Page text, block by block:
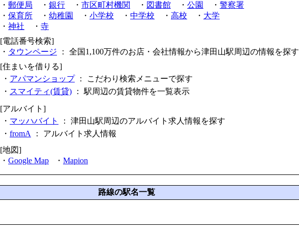
・ 郵便局 ・ 銀行 ・ 市区町村機関 ・ 図書館 ・ 公園 ・ 警察署
・ 保育所 ・ 幼稚園 ・ 小学校 ・ 中学校 ・ 高校 ・ 大学
・ 神社 ・ 寺
[電話番号検索]
・ タウンページ ： 全国1,100万件のお店・会社情報から津田山駅周辺の情報を探す
[住まいを借りる]
・ アパマンショップ： こだわり検索メニューで探す
・ スマイティ(賃貸) ： 駅周辺の賃貸物件を一覧表示
[アルバイト]
・ マッハバイト
： 津田山駅周辺のアルバイト求人情報を探す
・ fromA ： アルバイト求人情報
[地図]
・ Google Map ・ Mapion
路線の駅名一覧